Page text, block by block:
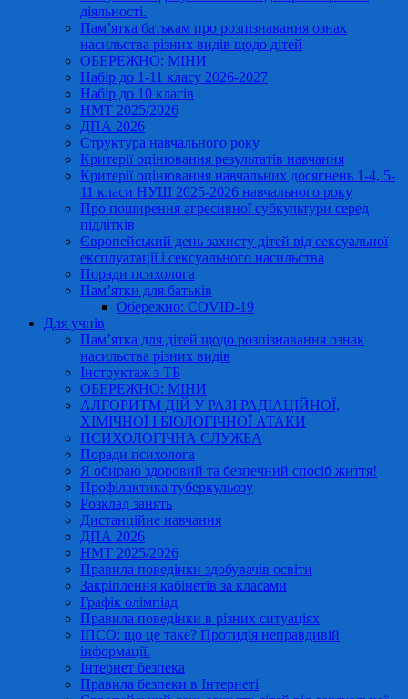
діяльності.
Пам’ятка батькам про розпізнавання ознак
насильства різних видів щодо дітей
ОБЕРЕЖНО: МІНИ
Набір до 1-11 класу 2026-2027
Набір до 10 класів
НМТ 2025/2026
ДПА 2026
Структура навчального року
Критерії оцінювання результатів навчання
Критерії оцінювання навчальних досягнень 1-4, 5-
11 класи НУШ 2025-2026 навчального року
Про поширення агресивної субкультури серед
підлітків
Європейський день захисту дітей від сексуальної
експлуатації і сексуального насильства
Поради психолога
Пам’ятки для батьків
Обережно: COVID-19
Для учнів
Пам’ятка для дітей щодо розпізнавання ознак
насильства різних видів
Інструктаж з ТБ
ОБЕРЕЖНО: МІНИ
АЛГОРИТМ ДІЙ У РАЗІ РАДІАЦІЙНОЇ,
ХІМІЧНОЇ І БІОЛОГІЧНОЇ АТАКИ
ПСИХОЛОГІЧНА СЛУЖБА
Поради психолога
Я обираю здоровий та безпечний спосіб життя!
Профілактика туберкульозу
Розклад занять
Дистанційне навчання
ДПА 2026
НМТ 2025/2026
Правила поведінки здобувачів освіти
Закріплення кабінетів за класами
Графік олімпіад
Правила поведінки в різних ситуаціях
ІПСО: що це таке? Протидія неправдивій
інформації.
Інтернет безпека
Правила безпеки в Інтернеті